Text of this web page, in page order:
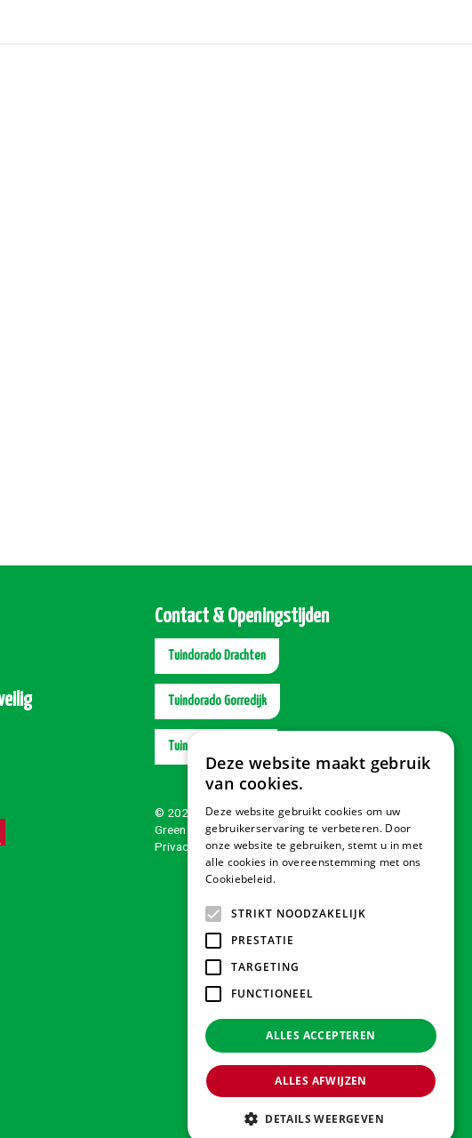
Contact & Openingstijden
Tuindorado Drachten
Tuindorado Gorredijk
Tuindorado Wolvega
© 2026 Tuindorado
Green Solutions
Privacy policy
Deze website maakt gebruik
van cookies.
Deze website gebruikt cookies om uw
gebruikerservaring te verbeteren. Door
onze website te gebruiken, stemt u in met
alle cookies in overeenstemming met ons
Cookiebeleid.
STRIKT NOODZAKELIJK
PRESTATIE
TARGETING
FUNCTIONEEL
ALLES ACCEPTEREN
ALLES AFWIJZEN
DETAILS WEERGEVEN